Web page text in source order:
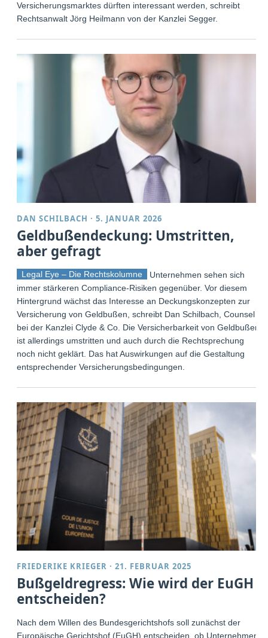
Versicherungsmarktes dürften interessant werden, schreibt
Rechtsanwalt Jörg Heilmann von der Kanzlei Segger.
DAN SCHILBACH ·5. JANUAR 2026
Geldbußendeckung: Umstritten,
aber gefragt
Legal Eye – Die Rechtskolumne
Unternehmen sehen sich
immer stärkeren Compliance-Risiken gegenüber. Vor diesem
Hintergrund wächst das Interesse an Deckungskonzepten zur
Versicherung von Geldbußen, schreibt Dan Schilbach, Counsel
bei der Kanzlei Clyde & Co. Die Versicherbarkeit von Geldbußen
ist allerdings umstritten und auch durch die Rechtsprechung
noch nicht geklärt. Das hat Auswirkungen auf die Gestaltung
entsprechender Versicherungsbedingungen.
FRIEDERIKE KRIEGER ·21. FEBRUAR 2025
Bußgeldregress: Wie wird der EuGH
entscheiden?
Nach dem Willen des Bundesgerichtshofs soll zunächst der
Europäische Gerichtshof (EuGH) entscheiden, ob Unternehmen